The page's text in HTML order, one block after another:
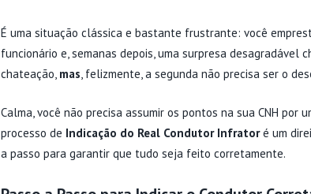
É uma situação clássica e bastante frustrante: você
funcionário e, semanas depois, uma surpresa desagradável
chateação, mas, felizmente, a segunda não precisa ser o
Calma, você não precisa assumir os pontos na sua CNH por
processo de Indicação do Real Condutor Infratoré um
a passo para garantir que tudo seja feito corretamente.